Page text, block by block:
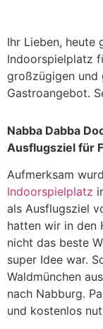
Ihr Lieben, heute
Indoorspielplatz
großzügigen und
Gastroangebot.
Nabba Dabba
Ausflugsziel für
Aufmerksam
Indoorspielplatz
als Ausflugsziel
hatten wir in den
nicht das beste
super Idee war.
Waldmünchen
nach Nabburg.
und kostenlos